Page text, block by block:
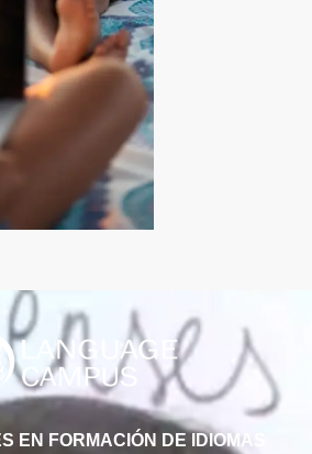
EN FORMACIÓN DE IDIOMAS